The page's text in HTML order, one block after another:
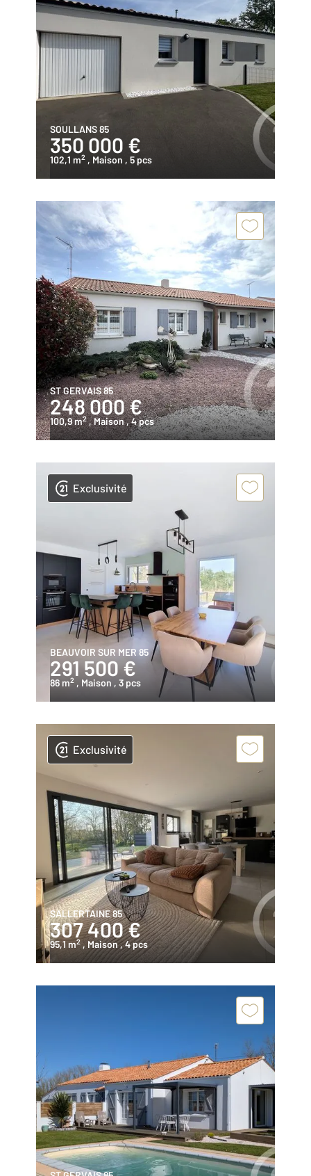
SOULLANS 85
350 000 €
102,1 m2 , Maison , 5 pcs
ST GERVAIS 85
248 000 €
100,9 m2 , Maison, 4 pcs
Exclusivité
BEAUVOIR SUR MER 85
291 500 €
86 m2 , Maison , 3 pcs
Exclusivité
SALLERTAINE 85
307 400 €
95,1 m2 , Maison, 4 pcs